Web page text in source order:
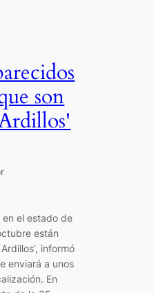
son
el estado de
están
informó
enviará a unos
En